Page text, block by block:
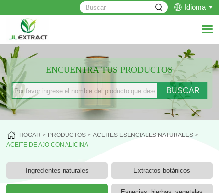
Idioma
ENCUENTRA TUS PRODUCTOS
HOGAR PRODUCTOS
ACEITES ESENCIALES NATURALES
ACEITE DE AJO CON ALICINA
Ingredientes naturales Extractos botánicos